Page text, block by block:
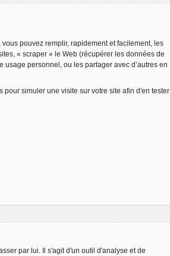
pouvez remplir, rapidement et facilement, les
« scraper » le Web (récupérer les données de
personnel, ou les partager avec d’autres en
simuler une visite sur votre site afin d'en tester
par lui. Il s'agit d'un outil d'analyse et de